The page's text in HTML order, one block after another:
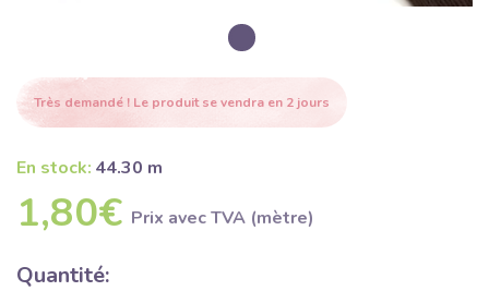
Très demandé ! Le produit se vendra en 2 jours
En stock: 44.30 m
1,80€ Prix ​​avec TVA (mètre)
Quantité: